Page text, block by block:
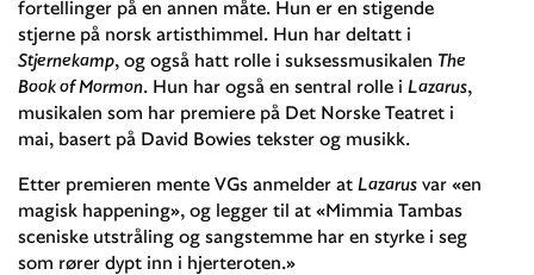
fortellinger på en annen måte. Hun er en stigende
stjerne på norsk artisthimmel. Hun har deltatt i
Stjernekamp, og også hatt rolle i suksessmusikalen The
Book of Mormon. Hun har også en sentral rolle i Lazarus,
musikalen som har premiere på Det Norske Teatret i
mai, basert på David Bowies tekster og musikk.
Etter premieren mente VGs anmelder at Lazarus var «en
magisk happening», og legger til at «Mimmia Tambas
sceniske utstråling og sangstemme har en styrke i seg
som rører dypt inn i hjerteroten.»